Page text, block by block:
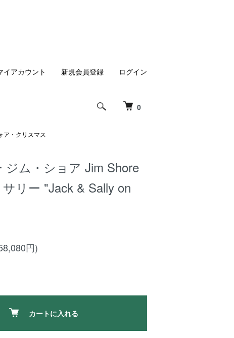
0
イアカウント 新規会員登録 ログイン
ア・クリスマス
ジム・ショア Jim Shore
リー "Jack & Sally on
円)
カートに入れる